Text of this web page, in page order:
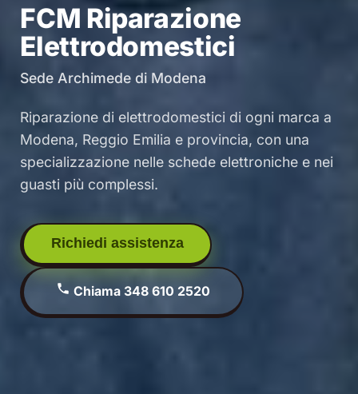
FCM Riparazione
Elettrodomestici
Sede Archimede di Modena
Riparazione di elettrodomestici di ogni marca a
Modena, Reggio Emilia e provincia, con una
specializzazione nelle schede elettroniche e nei
guasti più complessi.
Richiedi assistenza
Chiama 348 610 2520